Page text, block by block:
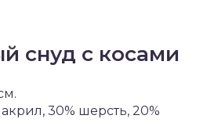
снуд с косами
30% шерсть, 20%